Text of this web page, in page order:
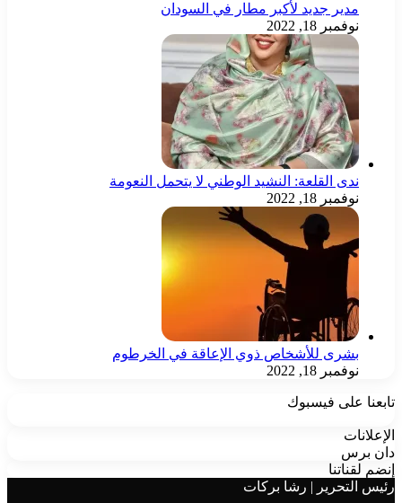
مدير جديد لأكبر مطار في السودان
نوفمبر 18, 2022
ندى القلعة: النشيد الوطني لا يتحمل النعومة
نوفمبر 18, 2022
بشرى للأشخاص ذوي الإعاقة في الخرطوم
نوفمبر 18, 2022
على فيسبوك
برس
لقناتنا
التحرير | رشا بركات